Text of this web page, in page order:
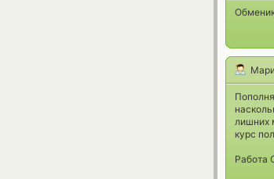
лишних
курс
Работа